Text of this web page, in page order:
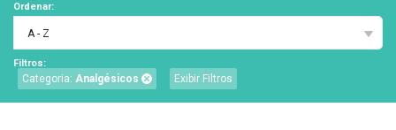
Ordenar:
A - Z
Filtros:
Categoria: Analgésicos Exibir Filtros